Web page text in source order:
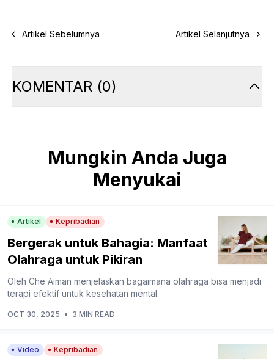
Artikel Sebelumnya Artikel Selanjutnya
KOMENTAR (0)
Mungkin Anda Juga
Menyukai
Artikel Kepribadian
Bergerak untuk Bahagia: Manfaat
Olahraga untuk Pikiran
Oleh Che Aiman menjelaskan bagaimana olahraga bisa menjadi
terapi efektif untuk kesehatan mental.
OCT 30, 2025 • 3 MIN READ
Video Kepribadian